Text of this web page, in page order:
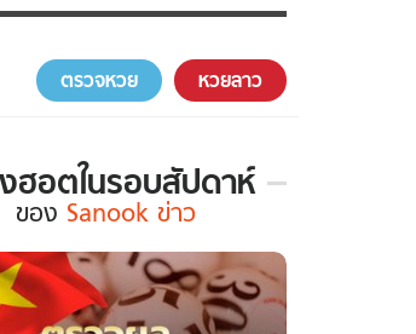
ความรู้รอบตัว
ฮาวทู
ตรวจหวย หวยลาว
งฮอตในรอบสัปดาห์
ของ Sanook ข่าว